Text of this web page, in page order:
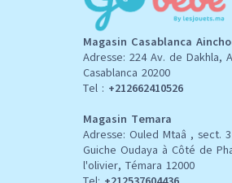
Magasin Casablanca
Adresse: 224 Av. de Dakhla,
Casablanca 20200
Tel : +212662410526
Magasin Temara
Adresse: Ouled Mtaâ , sect. 3
Guiche Oudaya à Côté de
l'olivier, Témara 12000